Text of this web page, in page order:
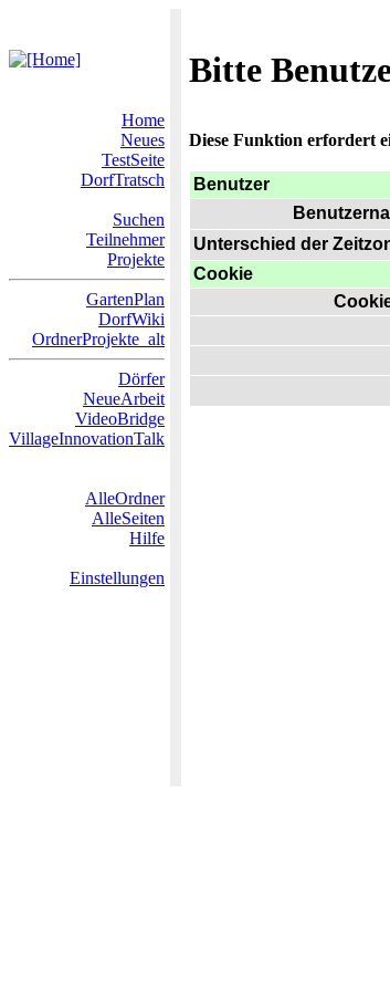
Bitte
Home
Neues
TestSeite
DorfTratsch
Suchen
Teilnehmer
Projekte
GartenPlan
DorfWiki
OrdnerProjekte_alt
Dörfer
NeueArbeit
VideoBridge
VillageInnovationTalk
AlleOrdner
AlleSeiten
Hilfe
Einstellungen
Diese Funktion erfordert
Benutzer
Unterschied der
Cookie